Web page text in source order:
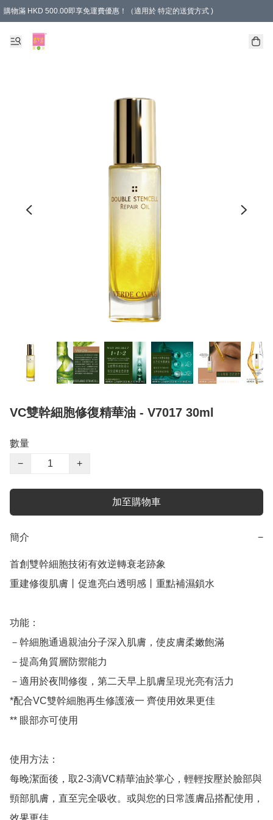
購物滿 HKD 500.00即享免運費優惠！（適用於 特定的送貨方式 )
VC雙幹細胞修復精華油 - V7017 30ml
數量
−
+
加至購物車
簡介 −
首創雙幹細胞技術有效逆轉衰老跡象
重建修復肌膚丨促進亮白透明感丨重點補濕鎖水
功能：
－幹細胞通過親油分子深入肌膚，使皮膚柔嫩飽滿
－提高角質層防禦能力
－適用於夜間修復，第二天早上肌膚呈現光亮有活力
*配合VC雙幹細胞再生修護液一 齊使用效果更佳
** 眼部亦可使用
使用方法：
每晚潔面後，取2-3滴VC精華油於掌心，輕輕按壓於臉部與
頸部肌膚，直至完全吸收。或與您的日常護膚品搭配使用，